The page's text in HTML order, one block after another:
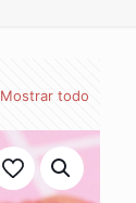
Mostrar todo